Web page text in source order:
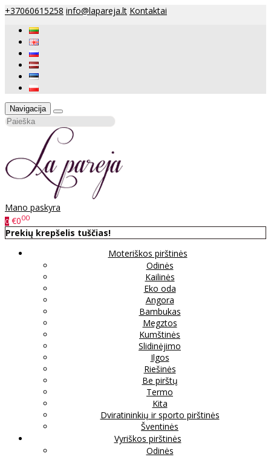
+37060615258 info@lapareja.lt Kontaktai
Navigacija
Mano paskyra
0 €000
Prekių krepšelis tuščias!
Moteriškos pirštinės
Odinės
Kailinės
Eko oda
Angora
Bambukas
Megztos
Kumštinės
Slidinėjimo
Ilgos
Riešinės
Be pirštų
Termo
Kita
Dviratininkių ir sporto pirštinės
Šventinės
Vyriškos pirštinės
Odinės